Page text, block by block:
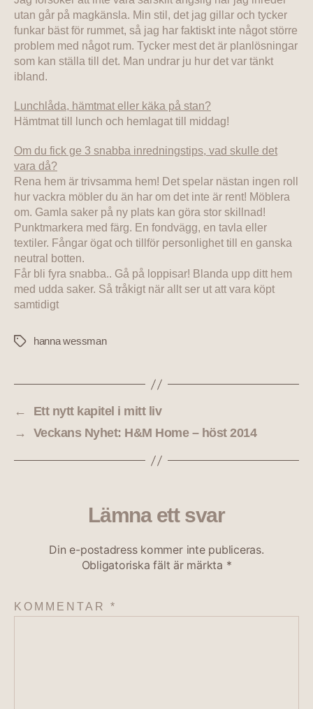
utan går på magkänsla. Min stil, det jag gillar och tycker
funkar bäst för rummet, så jag har faktiskt inte något större
problem med något rum. Tycker mest det är planlösningar
som kan ställa till det. Man undrar ju hur det var tänkt
ibland.
Lunchlåda, hämtmat eller käka på stan?
Hämtmat till lunch och hemlagat till middag!
Om du fick ge 3 snabba inredningstips, vad skulle det
vara då?
Rena hem är trivsamma hem! Det spelar nästan ingen roll
hur vackra möbler du än har om det inte är rent! Möblera
om. Gamla saker på ny plats kan göra stor skillnad!
Punktmarkera med färg. En fondvägg, en tavla eller
textiler. Fångar ögat och tillför personlighet till en ganska
neutral botten.
Får bli fyra snabba.. Gå på loppisar! Blanda upp ditt hem
med udda saker. Så tråkigt när allt ser ut att vara köpt
samtidigt
hanna wessman
←
Ett nytt kapitel i mitt liv
→
Veckans Nyhet: H&M Home – höst 2014
Lämna ett svar
Din e-postadress kommer inte publiceras.
Obligatoriska fält är märkta *
KOMMENTAR *